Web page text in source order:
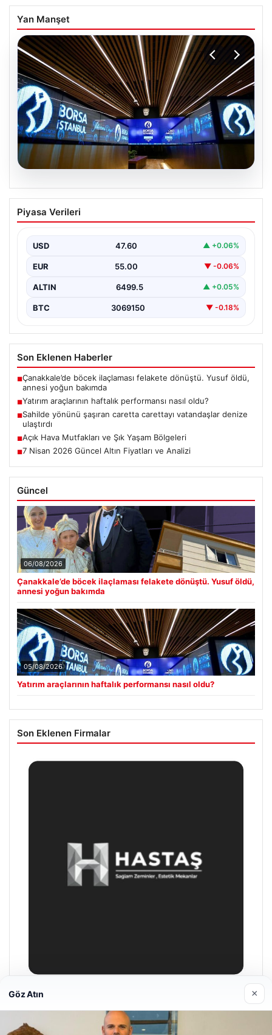
Yan Manşet
Yatırım araçlarının haftalık performansı
nasıl oldu?
Piyasa Verileri
USD 47.60 ▲ +0.06%
EUR 55.00 ▼ -0.06%
ALTIN 6499.5 ▲ +0.05%
BTC 3069150 ▼ -0.18%
Son Eklenen Haberler
■Çanakkale’de böcek ilaçlaması felakete dönüştü. Yusuf öldü,
annesi yoğun bakımda
■Yatırım araçlarının haftalık performansı nasıl oldu?
■Sahilde yönünü şaşıran caretta carettayı vatandaşlar denize
ulaştırdı
■Açık Hava Mutfakları ve Şık Yaşam Bölgeleri
■7 Nisan 2026 Güncel Altın Fiyatları ve Analizi
Güncel
06/08/2026
Çanakkale’de böcek ilaçlaması felakete dönüştü. Yusuf öldü,
annesi yoğun bakımda
05/08/2026
Yatırım araçlarının haftalık performansı nasıl oldu?
Son Eklenen Firmalar
Prenses Night Club
Göz Atın ×